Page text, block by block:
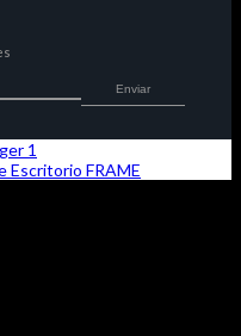
Enviar
Escritorio FRAME